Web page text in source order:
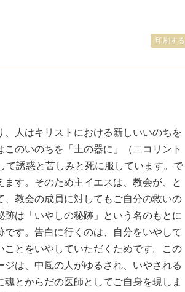
印刷する
人はキリストにおける新しいいのちを
のいのちを「土の器に」（二コリント
て誘惑と苦しみと死に服しています。で
す。そのため主イエスは、教会が、と
、教会の成員に対してもご自分の救いの
は「いやしの秘跡」という名のもとに
す。告白に行くのは、自分をいやして
とをいやしていただくためです。この
は、中風の人がゆるされ、いやされる
とからだの医師としてご自身を現しま